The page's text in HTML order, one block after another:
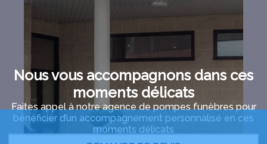
Nous vous accompagnons dans ces
moments délicats
Faites appel à notre agence de pompes funèbres pour
bénéficier d’un accompagnement personnalisé en ces
moments délicats